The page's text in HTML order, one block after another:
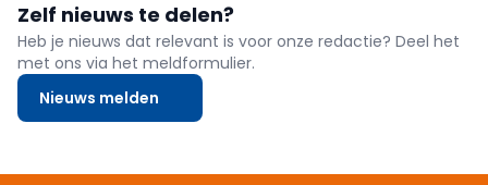
Zelf nieuws te delen?
Heb je nieuws dat relevant is voor onze redactie? Deel het
met ons via het meldformulier.
Nieuws melden